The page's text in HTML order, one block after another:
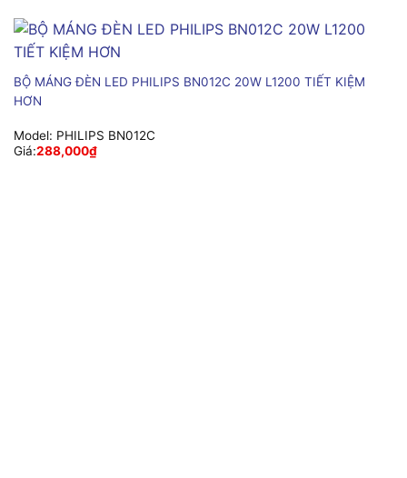
BỘ MÁNG ĐÈN LED PHILIPS BN012C 20W L1200 TIẾT KIỆM
HƠN
Model: PHILIPS BN012C
Giá:288,000₫